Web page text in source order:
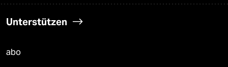
Unterstützen
abo